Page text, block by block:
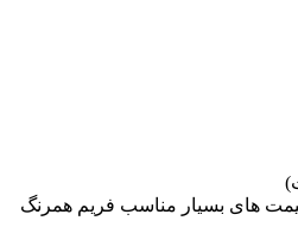
های بسیار مناسب فریم همرنگ